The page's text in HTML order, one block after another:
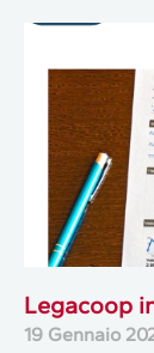
Legacoop
19 Gennaio